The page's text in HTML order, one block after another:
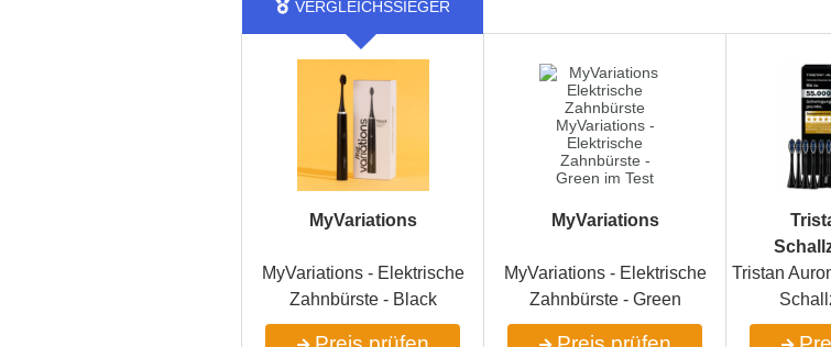
MyVariations MyVariations
MyVariations - Elektrische
Zahnbürste - Black
MyVariations - Elektrische
Zahnbürste - Green
Tristan